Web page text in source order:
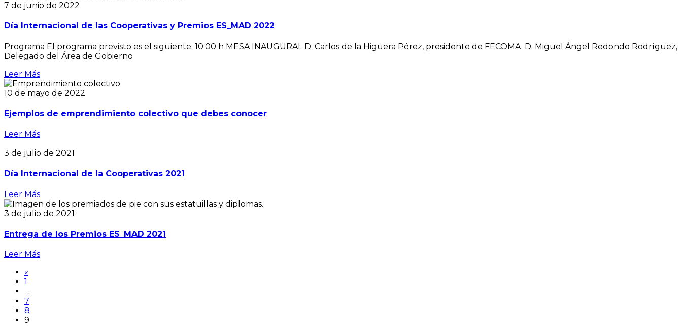
7 de junio de 2022
Día Internacional de las Cooperativas y Premios ES_MAD 2022
Programa El programa previsto es el siguiente: 10.00 h MESA INAUGURAL D. Carlos de la Higuera Pérez, presidente de FECOMA. D. Miguel Ángel Redondo Rodríguez,
Delegado del Área de Gobierno
Leer Más
10 de mayo de 2022
Ejemplos de emprendimiento colectivo que debes conocer
Leer Más
3 de julio de 2021
Día Internacional de la Cooperativas 2021
Leer Más
3 de julio de 2021
Entrega de los Premios ES_MAD 2021
Leer Más
«
1
…
7
8
9